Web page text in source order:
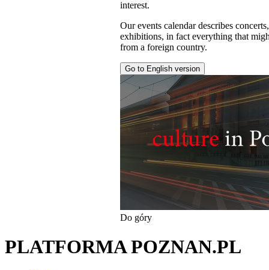
interest.
Our events calendar describes
exhibitions, in fact everything that
from a foreign country.
Go to English version
Do góry
PLATFORMA POZNAN.PL